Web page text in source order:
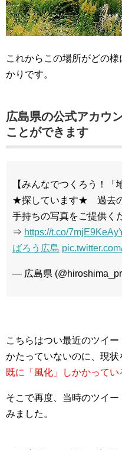
これからこの場所がどの
かりです。
広島県の公式アカウ
ことができます
【みんなでつくろう！「
★探しています★ 過去の
手持ちの写真をご提供く
⇒ https://t.co/
ばろう広島
— 広島県
こちらはつい最近のツイ
かたっていないのに、現状
既に「風化」しかかってい
そこで再度、当時のツイ
みました。